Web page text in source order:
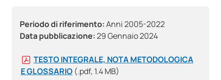
Periodo di riferimento:Anni 2005-2022
Data pubblicazione:29 Gennaio 2024
TESTO INTEGRALE, NOTA METODOLOGICA
E GLOSSARIO (.pdf, 1.4 MB)